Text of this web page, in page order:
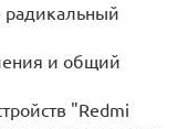
радикальный
и общий
"Redmi